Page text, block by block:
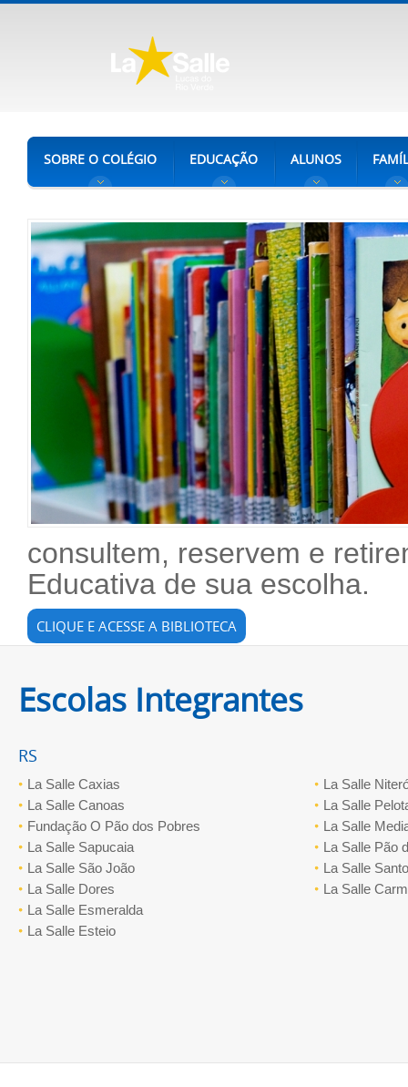
SOBRE O COLÉGIO EDUCAÇÃO ALUNOS
consultem, reservem e
Educativa de sua escolha.
CLIQUE E ACESSE A BIBLIOTECA
Escolas Integrantes
RS
La Salle Caxias
La Salle Canoas
Fundação O Pão dos Pobres
La Salle Sapucaia
La Salle São João
La Salle Dores
La Salle Esmeralda
La Salle Esteio
La Salle
La Salle
La Salle
La Salle Pão
La Salle
La Salle